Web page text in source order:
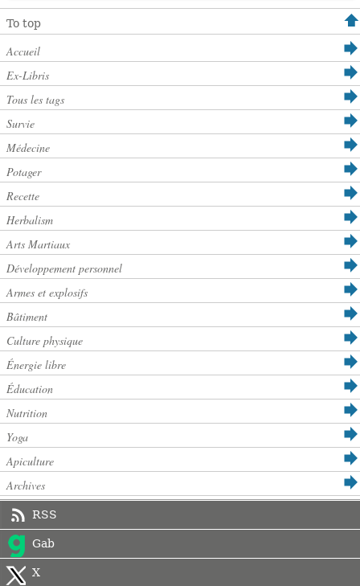
To top
Accueil
Ex-Libris
Tous les tags
Survie
Médecine
Potager
Recette
Herbalism
Arts Martiaux
Développement personnel
Armes et explosifs
Bâtiment
Culture physique
Énergie libre
Éducation
Nutrition
Yoga
Apiculture
Archives
RSS
Gab
X